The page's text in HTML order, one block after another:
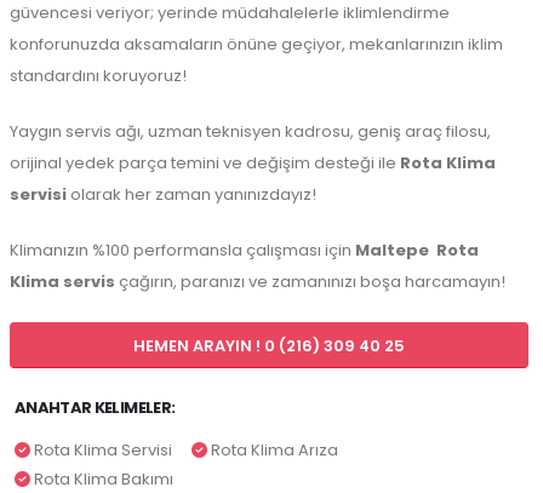
güvencesi veriyor; yerinde müdahalelerle iklimlendirme
konforunuzda aksamaların önüne geçiyor, mekanlarınızın iklim
standardını koruyoruz!
Yaygın servis ağı, uzman teknisyen kadrosu, geniş araç filosu,
orijinal yedek parça temini ve değişim desteği ile Rota Klima
servisi olarak her zaman yanınızdayız!
Klimanızın %100 performansla çalışması için Maltepe Rota
Klima servis çağırın, paranızı ve zamanınızı boşa harcamayın!
HEMEN ARAYIN ! 0 (216) 309 40 25
ANAHTAR KELIMELER:
Rota Klima Servisi
Rota Klima Arıza
Rota Klima Bakımı